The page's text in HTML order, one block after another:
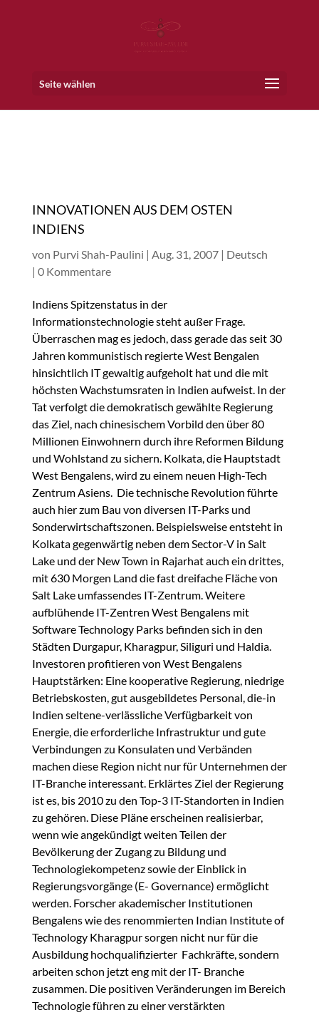
Seite wählen
INNOVATIONEN AUS DEM OSTEN
INDIENS
von Purvi Shah-Paulini | Aug. 31, 2007| Deutsch
| 0 Kommentare
Indiens Spitzenstatus in der
Informationstechnologie steht außer Frage.
Überraschen mag es jedoch, dass gerade das seit 30
Jahren kommunistisch regierte West Bengalen
hinsichtlich IT gewaltig aufgeholt hat und die mit
höchsten Wachstumsraten in Indien aufweist. In der
Tat verfolgt die demokratisch gewählte Regierung
das Ziel, nach chinesischem Vorbild den über 80
Millionen Einwohnern durch ihre Reformen Bildung
und Wohlstand zu sichern. Kolkata, die Hauptstadt
West Bengalens, wird zu einem neuen High-Tech
Zentrum Asiens. Die technische Revolution führte
auch hier zum Bau von diversen IT-Parks und
Sonderwirtschaftszonen. Beispielsweise entsteht in
Kolkata gegenwärtig neben dem Sector-V in Salt
Lake und der New Town in Rajarhat auch ein drittes,
mit 630 Morgen Land die fast dreifache Fläche von
Salt Lake umfassendes IT-Zentrum. Weitere
aufblühende IT-Zentren West Bengalens mit
Software Technology Parks befinden sich in den
Städten Durgapur, Kharagpur, Siliguri und Haldia.
Investoren profitieren von West Bengalens
Hauptstärken: Eine kooperative Regierung, niedrige
Betriebskosten, gut ausgebildetes Personal, die-in
Indien seltene-verlässliche Verfügbarkeit von
Energie, die erforderliche Infrastruktur und gute
Verbindungen zu Konsulaten und Verbänden
machen diese Region nicht nur für Unternehmen der
IT-Branche interessant. Erklärtes Ziel der Regierung
ist es, bis 2010 zu den Top-3 IT-Standorten in Indien
zu gehören. Diese Pläne erscheinen realisierbar,
wenn wie angekündigt weiten Teilen der
Bevölkerung der Zugang zu Bildung und
Technologiekompetenz sowie der Einblick in
Regierungsvorgänge (E- Governance) ermöglicht
werden. Forscher akademischer Institutionen
Bengalens wie des renommierten Indian Institute of
Technology Kharagpur sorgen nicht nur für die
Ausbildung hochqualifizierter Fachkräfte, sondern
arbeiten schon jetzt eng mit der IT- Branche
zusammen. Die positiven Veränderungen im Bereich
Technologie führen zu einer verstärkten